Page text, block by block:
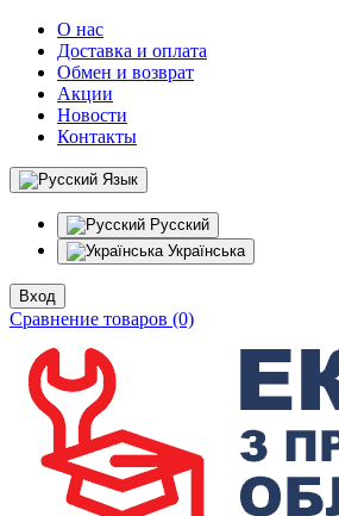
О нас
Доставка и оплата
Обмен и возврат
Акции
Новости
Контакты
Язык
Русский
Українська
Вход
Сравнение товаров (0)